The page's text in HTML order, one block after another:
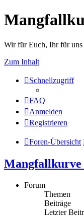
Wir für Euch, Ihr für uns
Zum Inhalt
Schnellzugriff
FAQ
Anmelden
Registrieren
Foren-Übersicht
Mangfallkurve
Forum
Themen
Beiträge
Letzter